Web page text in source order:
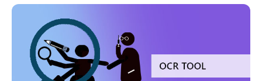
れ、まだ濡れている間に紙をマーキングすることによって処理されま
した。したがって、用語 &ldquo;透かし.&rdquo; 今、私たちは、デジ
タル、または印刷されたフォーム、サイズ、および図形で様々な透か
しを見つけることができます。 時にはそれは、ロゴ、スタンプ、署
名、またはファイルの背景に置かれた写真です。 写真では、無断で透
かし画像を使用することは、著作権で保護された画像を盗むことを意